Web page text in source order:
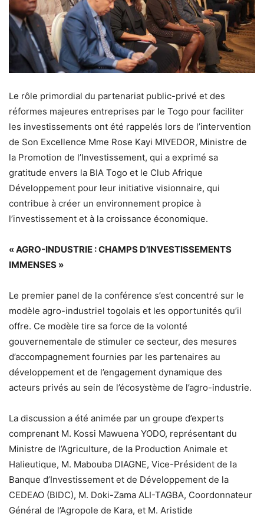
Le rôle primordial du partenariat public-privé et des
réformes majeures entreprises par le Togo pour faciliter
les investissements ont été rappelés lors de l’intervention
de Son Excellence Mme Rose Kayi MIVEDOR, Ministre de
la Promotion de l’Investissement, qui a exprimé sa
gratitude envers la BIA Togo et le Club Afrique
Développement pour leur initiative visionnaire, qui
contribue à créer un environnement propice à
l’investissement et à la croissance économique.
« AGRO-INDUSTRIE : CHAMPS D’INVESTISSEMENTS
IMMENSES »
Le premier panel de la conférence s’est concentré sur le
modèle agro-industriel togolais et les opportunités qu’il
offre. Ce modèle tire sa force de la volonté
gouvernementale de stimuler ce secteur, des mesures
d’accompagnement fournies par les partenaires au
développement et de l’engagement dynamique des
acteurs privés au sein de l’écosystème de l’agro-industrie.
La discussion a été animée par un groupe d’experts
comprenant M. Kossi Mawuena YODO, représentant du
Ministre de l’Agriculture, de la Production Animale et
Halieutique, M. Mabouba DIAGNE, Vice-Président de la
Banque d’Investissement et de Développement de la
CEDEAO (BIDC), M. Doki-Zama ALI-TAGBA, Coordonnateur
Général de l’Agropole de Kara, et M. Aristide